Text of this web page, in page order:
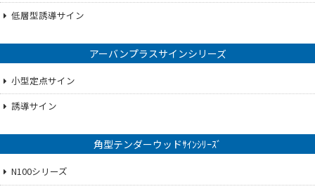
低層型誘導サイン
アーバンプラスサインシリーズ
小型定点サイン
誘導サイン
角型テンダーウッドｻｲﾝｼﾘｰｽﾞ
N100シリーズ